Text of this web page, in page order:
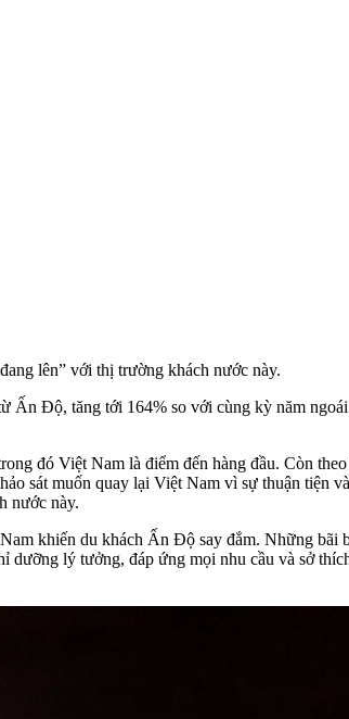
lên” với thị trường khách nước này.
Ấn Độ, tăng tới 164% so với cùng kỳ năm
đó Việt Nam là điểm đến hàng đầu. Còn theo
sát muốn quay lại Việt Nam vì sự thuận tiện
nước này.
khiến du khách Ấn Độ say đắm. Những bãi
dưỡng lý tưởng, đáp ứng mọi nhu cầu và sở